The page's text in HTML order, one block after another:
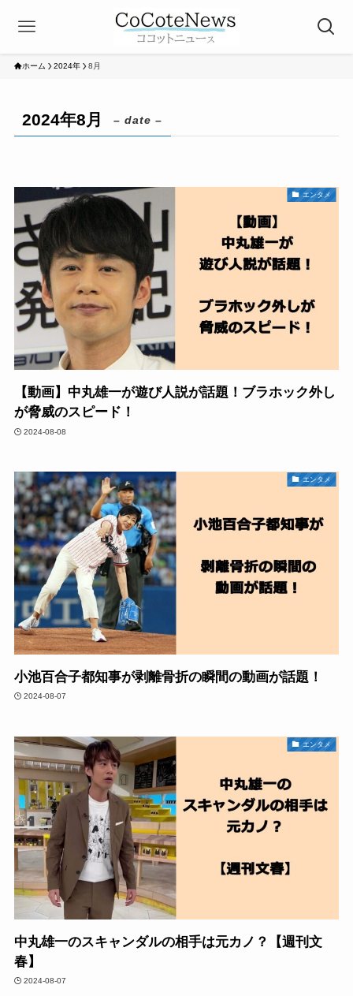
ホーム 2024年 8月
2024年8月 – date –
エンタメ
【動画】中丸雄一が遊び人説が話題！ブラホック外し
が脅威のスピード！
2024-08-08
エンタメ
小池百合子都知事が剥離骨折の瞬間の動画が話題！
2024-08-07
エンタメ
中丸雄一のスキャンダルの相手は元カノ？【週刊文
春】
2024-08-07